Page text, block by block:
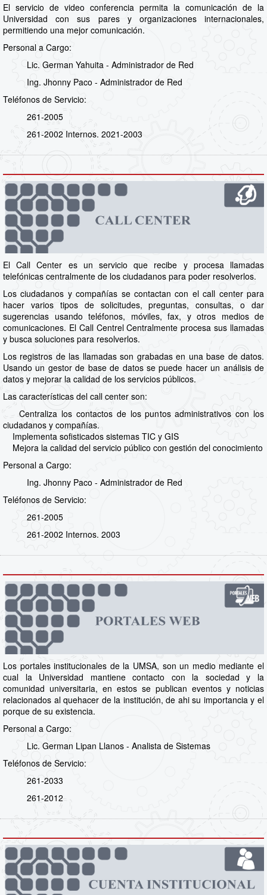
El servicio de video conferencia permita la comunicación de la
Universidad con sus pares y organizaciones internacionales,
permitiendo una mejor comunicación.
Personal a Cargo:
Lic. German Yahuita - Administrador de Red
Ing. Jhonny Paco - Administrador de Red
Teléfonos de Servicio:
261-2005
261-2002 Internos. 2021-2003
El Call Center es un servicio que recibe y procesa llamadas
telefónicas centralmente de los ciudadanos para poder resolverlos.
Los ciudadanos y compañías se contactan con el call center para
hacer varios tipos de solicitudes, preguntas, consultas, o dar
sugerencias usando teléfonos, móviles, fax, y otros medios de
comunicaciones. El Call Centrel Centralmente procesa sus llamadas
y busca soluciones para resolverlos.
Los registros de las llamadas son grabadas en una base de datos.
Usando un gestor de base de datos se puede hacer un análisis de
datos y mejorar la calidad de los servicios públicos.
Las características del call center son:
Centraliza los contactos de los puntos administrativos con los
ciudadanos y compañías.
Implementa sofisticados sistemas TIC y GIS
Mejora la calidad del servicio público con gestión del conocimiento
Personal a Cargo:
Ing. Jhonny Paco - Administrador de Red
Teléfonos de Servicio:
261-2005
261-2002 Internos. 2003
Los portales institucionales de la UMSA, son un medio mediante el
cual la Universidad mantiene contacto con la sociedad y la
comunidad universitaria, en estos se publican eventos y noticias
relacionados al quehacer de la institución, de ahi su importancia y el
porque de su existencia.
Personal a Cargo:
Lic. German Lipan Llanos - Analista de Sistemas
Teléfonos de Servicio:
261-2033
261-2012